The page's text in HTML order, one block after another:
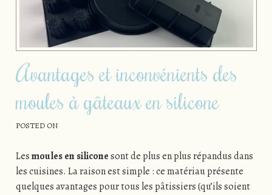
Avantages et inconvénients des
moules à gâteaux en silicone
POSTED ON
Lesmoules en siliconesont de plus en plus répandus dans
les cuisines. La raison est simple : ce matériau présente
quelques avantages pour tous les pâtissiers (qu’ils soient